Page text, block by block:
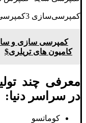
کمپرسی‌سازی 3کمپرسی‌ساید
کامیون های تریلری$
معرفی چند
در سراسر دنیا:
کوماتسو